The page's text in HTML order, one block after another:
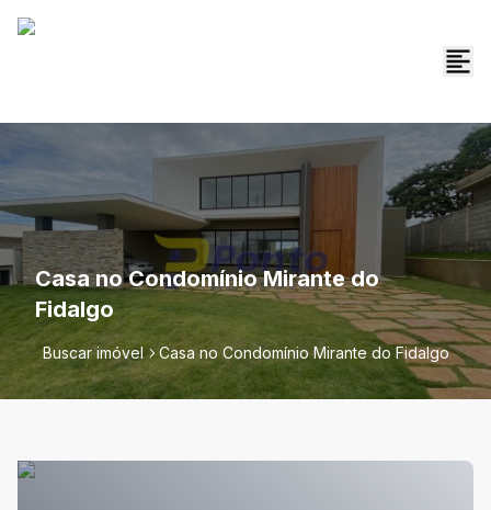
Casa no Condomínio Mirante do
Fidalgo
Buscar imóvel Casa no Condomínio Mirante do Fidalgo